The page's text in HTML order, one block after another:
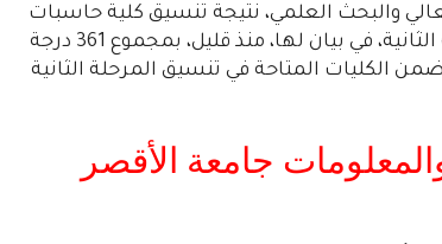
والبحث العلمي، نتيجة تنسيق كلية حاسبات
ومعلومات جامعة الأقصر 2022 – 2023 المرحلة الثانية، في بيان لها، منذ قليل، بمجموع 361 درجة
الكليات المتاحة في تنسيق المرحلة الثانية
جامعة الأقصر